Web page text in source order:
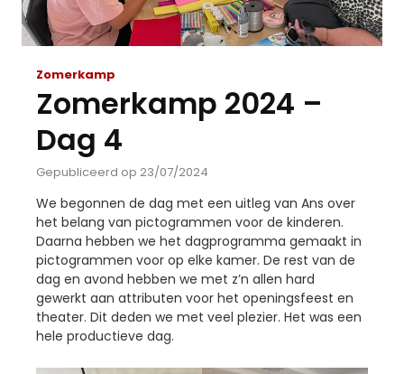
Zomerkamp
Zomerkamp 2024 –
Dag 4
Gepubliceerd op 23/07/2024
We begonnen de dag met een uitleg van Ans over
het belang van pictogrammen voor de kinderen.
Daarna hebben we het dagprogramma gemaakt in
pictogrammen voor op elke kamer. De rest van de
dag en avond hebben we met z’n allen hard
gewerkt aan attributen voor het openingsfeest en
theater. Dit deden we met veel plezier. Het was een
hele productieve dag.